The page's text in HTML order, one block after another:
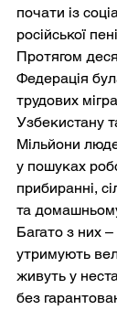
почати із
російської
Протягом
Федерація
трудових
Узбекистану
Мільйони
у пошуках
прибиранні,
та
Багато з них
утримують
живуть у
без